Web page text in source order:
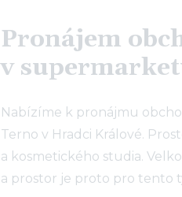
Pronájem
v
Nabízíme k pronájmu
Terno v Hradci Králové.
a kosmetického studia.
a prostor je proto pro tento